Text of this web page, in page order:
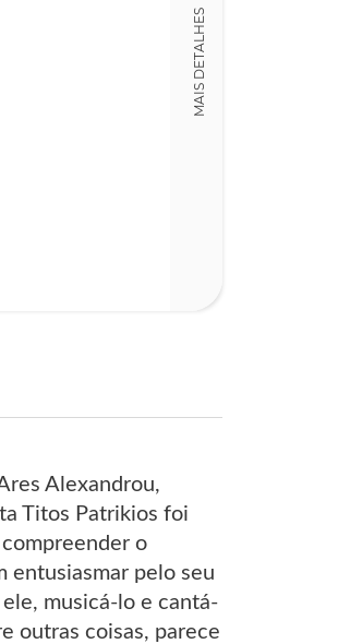
MAIS DETALHES
Alexandrou,
Titos Patrikios foi
o
entusiasmar pelo seu
musicá-lo e cantá-
outras coisas, parece